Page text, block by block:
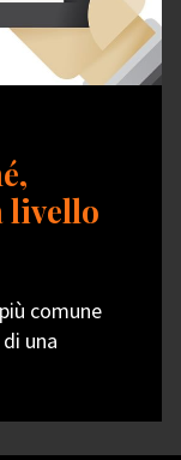
livello
comune
una